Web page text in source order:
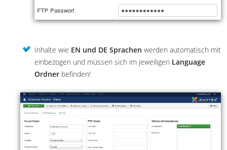
Inhalte wie EN und DE Sprachen werden automatisch mit
einbezogen und müssen sich im jeweiligen Language
Ordner befinden!